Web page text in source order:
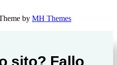
by MH Themes
sito? Fallo